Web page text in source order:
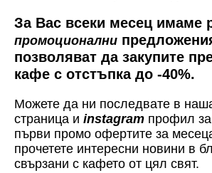
За Вас всеки месец имаме
промоционални
позволяват да закупите
кафе с отстъпка до -40%.
Можете да ни последвате в
страница и instagram профил
първи промо офертите за
прочетете интересни новини в
свързани с кафето от цял свят.